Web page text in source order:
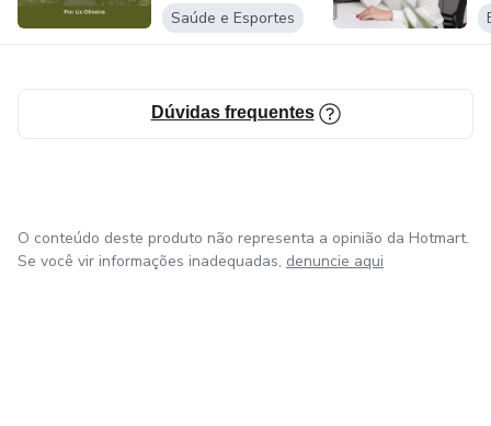
Saúde e Esportes
Dúvidas frequentes
O conteúdo deste produto não representa a opinião da Hotmart.
Se você vir informações inadequadas, denuncie aqui